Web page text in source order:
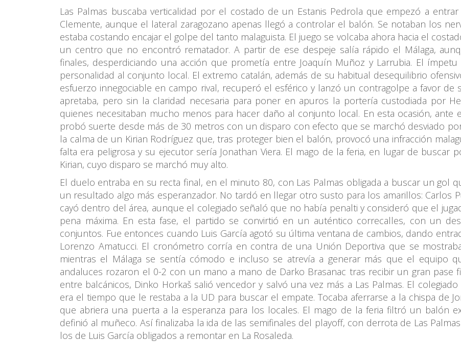
Las Palmas buscaba verticalidad por el costado de un Estanis Pedrola que empezó a
Clemente, aunque el lateral zaragozano apenas llegó a controlar el balón. Se notaban los
estaba costando encajar el golpe del tanto malaguista. El juego se volcaba ahora hacia el
un centro que no encontró rematador. A partir de ese despeje salía rápido el Málaga,
finales, desperdiciando una acción que prometía entre Joaquín Muñoz y Larrubia. El
personalidad al conjunto local. El extremo catalán, además de su habitual desequilibrio
esfuerzo innegociable en campo rival, recuperó el esférico y lanzó un contragolpe a favor de
apretaba, pero sin la claridad necesaria para poner en apuros la portería custodiada por
quienes necesitaban mucho menos para hacer daño al conjunto local. En esta ocasión, ante
probó suerte desde más de 30 metros con un disparo con efecto que se marchó desviado
la calma de un Kirian Rodríguez que, tras proteger bien el balón, provocó una infracción
falta era peligrosa y su ejecutor sería Jonathan Viera. El mago de la feria, en lugar de
Kirian, cuyo disparo se marchó muy alto.
El duelo entraba en su recta final, en el minuto 80, con Las Palmas obligada a buscar un gol
un resultado algo más esperanzador. No tardó en llegar otro susto para los amarillos: Carlos
cayó dentro del área, aunque el colegiado señaló que no había penalti y consideró que el
pena máxima. En esta fase, el partido se convirtió en un auténtico correcalles, con un
conjuntos. Fue entonces cuando Luis García agotó su última ventana de cambios, dando
Lorenzo Amatucci. El cronómetro corría en contra de una Unión Deportiva que se
mientras el Málaga se sentía cómodo e incluso se atrevía a generar más que el equipo
andaluces rozaron el 0-2 con un mano a mano de Darko Brasanac tras recibir un gran pase
entre balcánicos, Dinko Horkaš salió vencedor y salvó una vez más a Las Palmas. El
era el tiempo que le restaba a la UD para buscar el empate. Tocaba aferrarse a la chispa de
que abriera una puerta a la esperanza para los locales. El mago de la feria filtró un balón
definió al muñeco. Así finalizaba la ida de las semifinales del playoff, con derrota de Las
los de Luis García obligados a remontar en La Rosaleda.